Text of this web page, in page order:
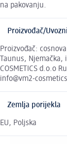
na pakovanju.
Proizvođač/
Proizvođač:
Taunus, Njemačka,
COSMETICS d.o.o
info@vm2-
Zemlja porijekla
EU, Poljska